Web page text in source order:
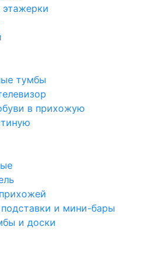
тумбы
в прихожую
и мини-бары
и доски